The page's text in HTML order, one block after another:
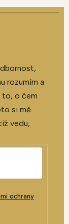
rozumím a
to, o čem
si mě
vedu,
ochrany